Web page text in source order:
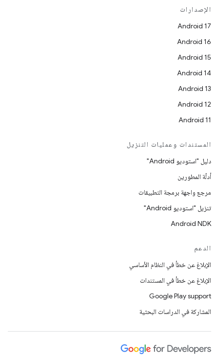
الإصدارات
Android 17
Android 16
Android 15
Android 14
Android 13
Android 12
Android 11
المستندات وعمليات التنزيل
دليل "استوديو Android"
أدلّة المطورين
مرجع واجهة برمجة التطبيقات
تنزيل "استوديو Android"
Android NDK
الدعم
الإبلاغ عن خطأ في النظام الأساسي
الإبلاغ عن خطأ في المستندات
Google Play support
المشاركة في الدراسات البحثية